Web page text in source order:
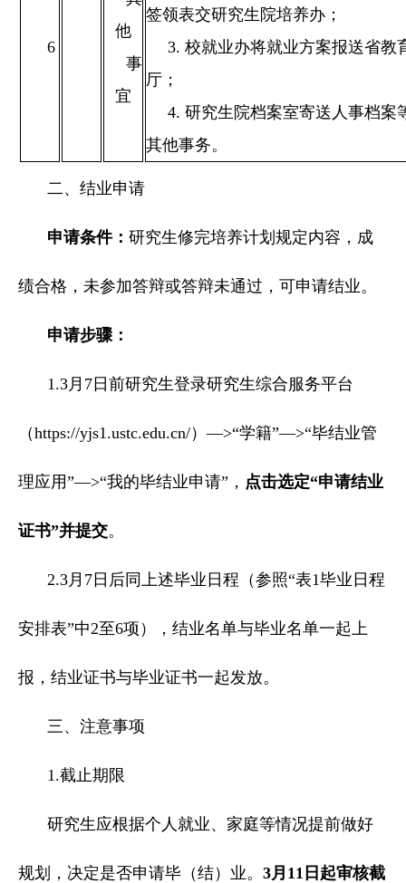
6
他
事
宜
签领表交研究生院培养办；
3. 校就业办将就业方案报送省教
厅；
4. 研究生院档案室寄送人事档案
其他事务。
二、结业申请
申请条件： 研究生修完培养计划规定内容，成
绩合格，未参加答辩或答辩未通过，可申请结业。
申请步骤：
1.3月7日前研究生登录研究生综合服务平台
（https://yjs1.ustc.edu.cn/）—>“学籍”—>“毕结业管
理应用”—>“我的毕结业申请”， 点击选定“申请结业
证书”并提交。
2.3月7日后同上述毕业日程（参照“表1毕业日程
安排表”中2至6项），结业名单与毕业名单一起上
报，结业证书与毕业证书一起发放。
三、注意事项
1.截止期限
研究生应根据个人就业、家庭等情况提前做好
规划，决定是否申请毕（结）业。 3月 11 日起审核截